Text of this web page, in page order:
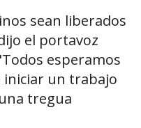
sean liberados
el portavoz
esperamos
un trabajo
tregua